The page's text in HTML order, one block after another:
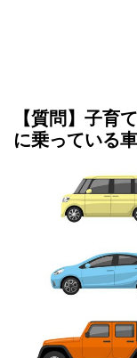
【質問】子育
に乗っている